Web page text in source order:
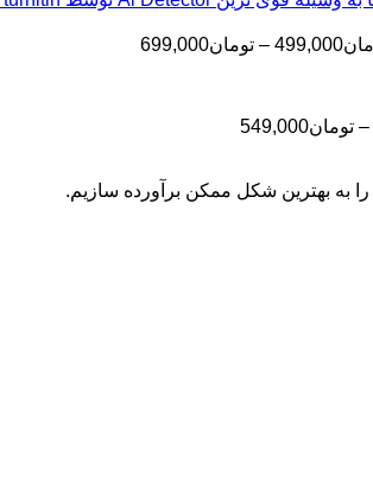
تومان399,000
تا
499,000
– تومان699,000محدوده
– تومان549,000
تا
به بهترین شکل ممکن برآورده سازیم.